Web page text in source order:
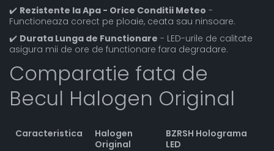
✔️ Rezistente la Apa - Orice Conditii Meteo -
Functioneaza corect pe ploaie, ceata sau ninsoare.
✔️ Durata Lunga de Functionare - LED-urile de calitate
asigura mii de ore de functionare fara degradare.
Comparatie fata de
Becul Halogen Original
Caracteristica
Halogen
Original
BZRSH Holograma
LED